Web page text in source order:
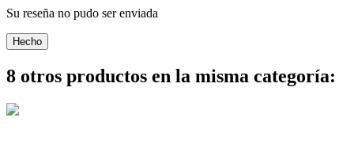
Su reseña no pudo ser enviada
Hecho
8 otros productos en la misma categoría: